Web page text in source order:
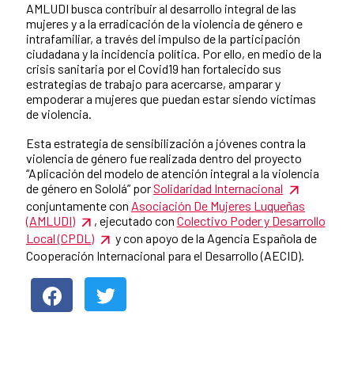
AMLUDI busca contribuir al desarrollo integral de las
mujeres y a la erradicación de la violencia de género e
intrafamiliar, a través del impulso de la participación
ciudadana y la incidencia política. Por ello, en medio de la
crisis sanitaria por el Covid19 han fortalecido sus
estrategias de trabajo para acercarse, amparar y
empoderar a mujeres que puedan estar siendo víctimas
de violencia.
Esta estrategia de sensibilización a jóvenes contra la
violencia de género fue realizada dentro del proyecto
“Aplicación del modelo de atención integral a la violencia
de género en Sololá” porSolidaridad Internacional
conjuntamente con Asociación De Mujeres Luqueñas
(AMLUDI)
, ejecutado con Colectivo Poder y Desarrollo
Local (CPDL)
y con apoyo de la Agencia Española de
Cooperación Internacional para el Desarrollo (AECID).